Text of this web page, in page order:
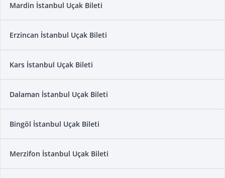
Mardin İstanbul Uçak Bileti
Erzincan İstanbul Uçak Bileti
Kars İstanbul Uçak Bileti
Dalaman İstanbul Uçak Bileti
Bingöl İstanbul Uçak Bileti
Merzifon İstanbul Uçak Bileti